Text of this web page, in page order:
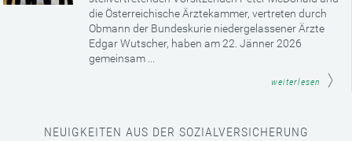
die Österreichische Ärztekammer, vertreten durch
Obmann der Bundeskurie niedergelassener Ärzte
Edgar Wutscher, haben am 22. Jänner 2026
gemeinsam ...
weiterlesen
NEUIGKEITEN AUS DER SOZIALVERSICHERUNG